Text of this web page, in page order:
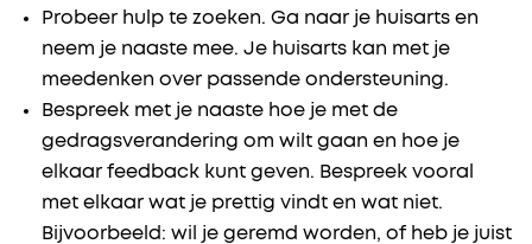
Probeer hulp te zoeken. Ga naar je huisarts en
neem je naaste mee. Je huisarts kan met je
meedenken over passende ondersteuning.
Bespreek met je naaste hoe je met de
gedragsverandering om wilt gaan en hoe je
elkaar feedback kunt geven. Bespreek vooral
met elkaar wat je prettig vindt en wat niet.
Bijvoorbeeld: wil je geremd worden, of heb je juist